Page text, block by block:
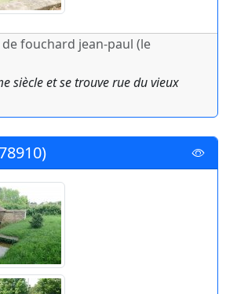
fouchard jean-paul (le
siècle et se trouve rue du vieux